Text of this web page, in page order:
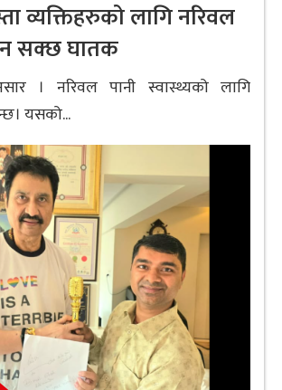
व्यक्तिहरुको लागि नरिवल
सक्छ घातक
। नरिवल पानी स्वास्थ्यको लागि
यसको...